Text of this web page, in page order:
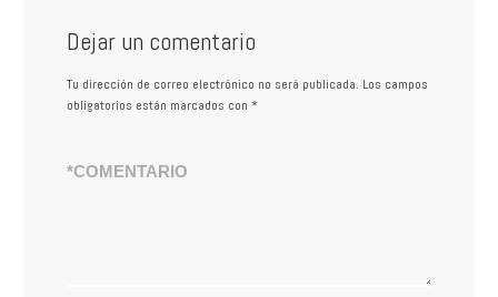
Dejar un comentario
Tu dirección de correo electrónico no será publicada. Los campos
obligatorios están marcados con *
COMENTARIO
*